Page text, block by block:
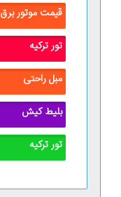
قیمت موتور برق
تور ترکیه
مبل راحتی
بلیط کیش
تور ترکیه